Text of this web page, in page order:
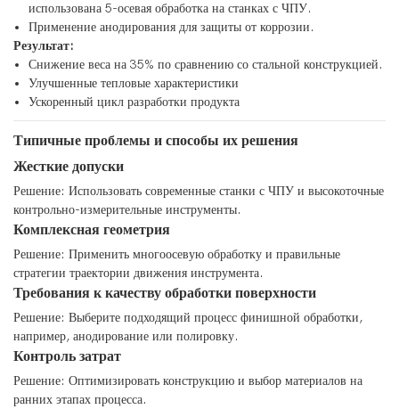
использована 5-осевая обработка на станках с ЧПУ.
Применение анодирования для защиты от коррозии.
Результат:
Снижение веса на 35% по сравнению со стальной конструкцией.
Улучшенные тепловые характеристики
Ускоренный цикл разработки продукта
Типичные проблемы и способы их решения
Жесткие допуски
Решение: Использовать современные станки с ЧПУ и высокоточные
контрольно-измерительные инструменты.
Комплексная геометрия
Решение: Применить многоосевую обработку и правильные
стратегии траектории движения инструмента.
Требования к качеству обработки поверхности
Решение: Выберите подходящий процесс финишной обработки,
например, анодирование или полировку.
Контроль затрат
Решение: Оптимизировать конструкцию и выбор материалов на
ранних этапах процесса.